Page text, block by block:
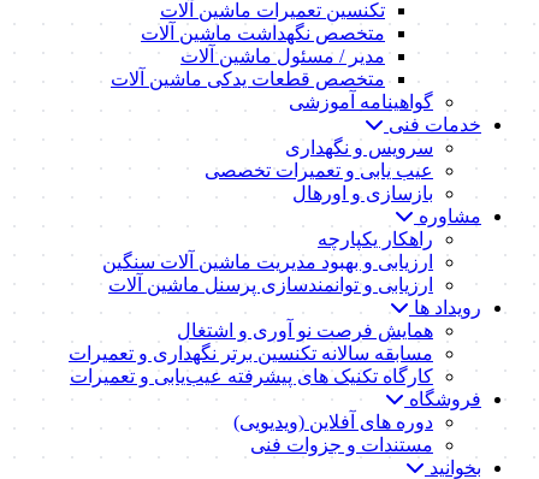
تکنسین تعمیرات ماشین آلات
متخصص نگهداشت ماشین آلات
مدیر / مسئول ماشین آلات
متخصص قطعات یدکی ماشین آلات
گواهینامه آموزشی
خدمات فنی
سرویس و نگهداری
عیب یابی و تعمیرات تخصصی
بازسازی و اورهال
مشاوره
راهکار یکپارچه
ارزیابی و بهبود مدیریت ماشین آلات سنگین
ارزیابی و توانمندسازی پرسنل ماشین آلات
رویداد ها
همایش فرصت نو آوری و اشتغال
مسابقه سالانه تکنسین برتر نگهداری و تعمیرات
کارگاه تکنیک‌ های پیشرفته عیب‌یابی و تعمیرات
فروشگاه
دوره های آفلاین (ویدیویی)
مستندات و جزوات فنی
بخوانید